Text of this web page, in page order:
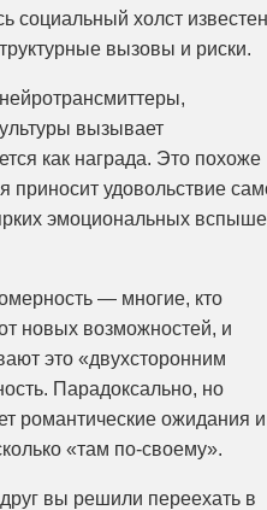
социальный холст известен
вызовы и риски.
вызывает
как награда. Это похоже
приносит удовольствие
эмоциональных
— многие, кто
новых возможностей, и
это «двухсторонним
Парадоксально, но
романтические ожидания и
«там по-своему».
вы решили переехать в